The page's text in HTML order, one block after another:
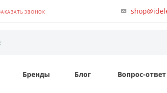
ЗВОНОК
Бренды Блог Вопрос-ответ